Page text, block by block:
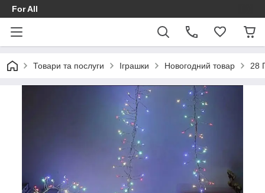
For All
Товари та послуги Іграшки Новогодний товар 28